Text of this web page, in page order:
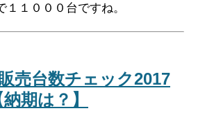
１０００台ですね。
売台数チェック2017
期は？】